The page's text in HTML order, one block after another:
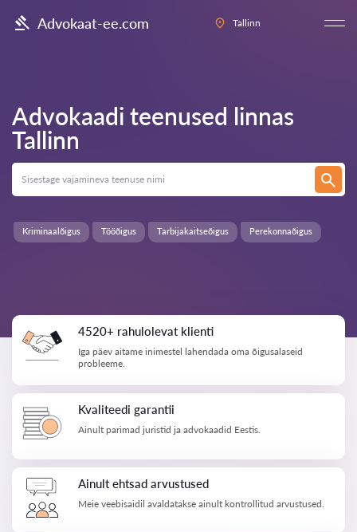
Advokaat-ee.com Tallinn
Advokaadi teenused linnas
Tallinn
Perekonnaõigus
Kriminaalõigus Tööõigus Tarbijakaitseõigus
4520+ rahulolevat klienti
Iga päev aitame inimestel lahendada oma õigusalaseid
probleeme.
Kvaliteedi garantii
Ainult parimad juristid ja advokaadid Eestis.
Ainult ehtsad arvustused
Meie veebisaidil avaldatakse ainult kontrollitud arvustused.